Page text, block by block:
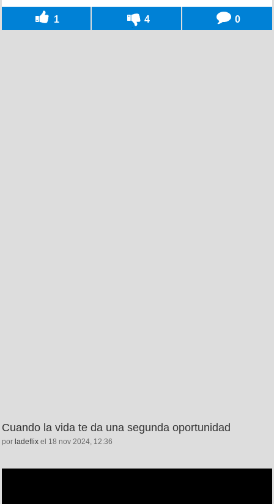
1 4 0
Cuando la vida te da una segunda oportunidad
por ladeflix el 18 nov 2024, 12:36